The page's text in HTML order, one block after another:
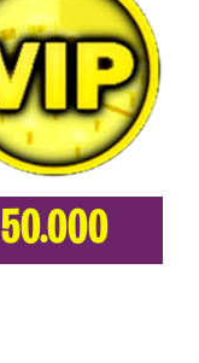
50.000